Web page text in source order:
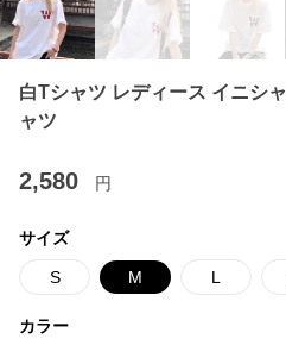
白Tシャツ レディース イニシ
ャツ
2,580 円
サイズ
S M L
カラー